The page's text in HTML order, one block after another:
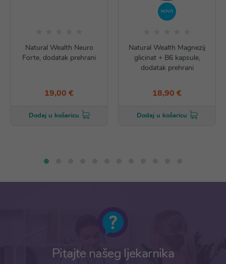
Natural Wealth Neuro
Forte, dodatak prehrani
19,00 €
Dodaj u košaricu
NOVO
Natural Wealth Magnezij
glicinat + B6 kapsule,
dodatak prehrani
18,90 €
Dodaj u košaricu
Pitajte našeg ljekarnika